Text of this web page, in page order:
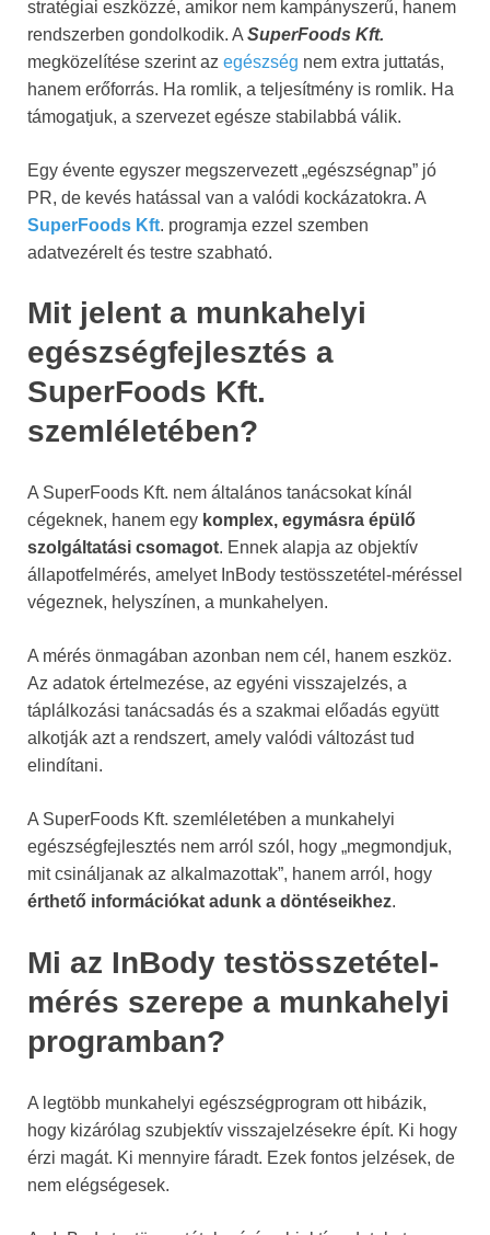
stratégiai eszközzé, amikor nem kampányszerű, hanem
rendszerben gondolkodik. A SuperFoods Kft.
megközelítése szerint az egészség nem extra juttatás,
hanem erőforrás. Ha romlik, a teljesítmény is romlik. Ha
támogatjuk, a szervezet egésze stabilabbá válik.
Egy évente egyszer megszervezett „egészségnap” jó
PR, de kevés hatással van a valódi kockázatokra. A
SuperFoods Kft. programja ezzel szemben
adatvezérelt és testre szabható.
Mit jelent a munkahelyi
egészségfejlesztés a
SuperFoods Kft.
szemléletében?
A SuperFoods Kft. nem általános tanácsokat kínál
cégeknek, hanem egy komplex, egymásra épülő
szolgáltatási csomagot. Ennek alapja az objektív
állapotfelmérés, amelyet InBody testösszetétel-méréssel
végeznek, helyszínen, a munkahelyen.
A mérés önmagában azonban nem cél, hanem eszköz.
Az adatok értelmezése, az egyéni visszajelzés, a
táplálkozási tanácsadás és a szakmai előadás együtt
alkotják azt a rendszert, amely valódi változást tud
elindítani.
A SuperFoods Kft. szemléletében a munkahelyi
egészségfejlesztés nem arról szól, hogy „megmondjuk,
mit csináljanak az alkalmazottak”, hanem arról, hogy
érthető információkat adunk a döntéseikhez.
Mi az InBody testösszetétel-
mérés szerepe a munkahelyi
programban?
A legtöbb munkahelyi egészségprogram ott hibázik,
hogy kizárólag szubjektív visszajelzésekre épít. Ki hogy
érzi magát. Ki mennyire fáradt. Ezek fontos jelzések, de
nem elégségesek.